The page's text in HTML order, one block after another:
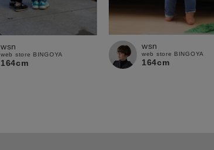
wsn
web store BINGOYA
164cm
wsn
web store BINGOYA
164cm